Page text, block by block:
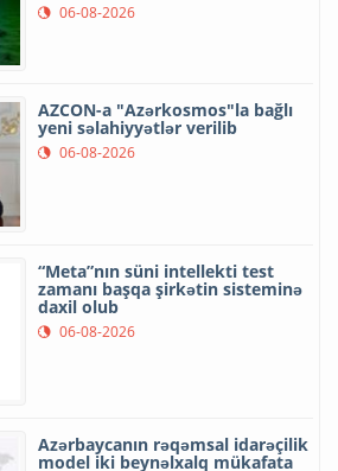
06-08-2026
AZCON-a "Azərkosmos"la bağlı
yeni səlahiyyətlər verilib
06-08-2026
“Meta”nın süni intellekti test
zamanı başqa şirkətin sisteminə
daxil olub
06-08-2026
Azərbaycanın rəqəmsal idarəçilik
model iki beynəlxalq mükafata